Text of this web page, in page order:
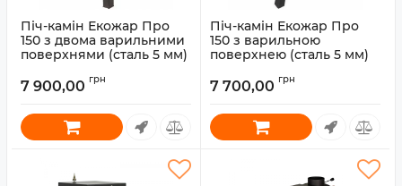
Піч-камін Екожар Про
150 з двома варильними
поверхнями (сталь 5 мм)
7 900,00 грн
Піч-камін Екожар Про
150 з варильною
поверхнею (сталь 5 мм)
7 700,00 грн